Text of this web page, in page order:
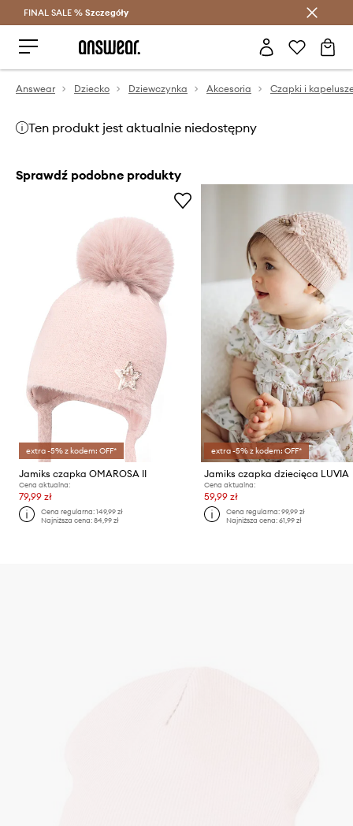
Oszczędzaj z Answear Club >
FINAL SALE % Szczegóły
Answear Dziecko Dziewczynka Akcesoria Czapki i
Ten produkt jest aktualnie niedostępny
Sprawdź podobne produkty
extra -5% z kodem: OFF*
Jamiks czapka OMAROSA II
Cena aktualna:
79,99 zł
Cena regularna:149,99 zł
Najniższa cena:84,99 zł
extra -5% z kodem: OFF*
Jamiks czapka dziecięca LUVIA
Cena aktualna:
59,99 zł
Cena regularna: 99,99 zł
Najniższa cena: 61,99 zł